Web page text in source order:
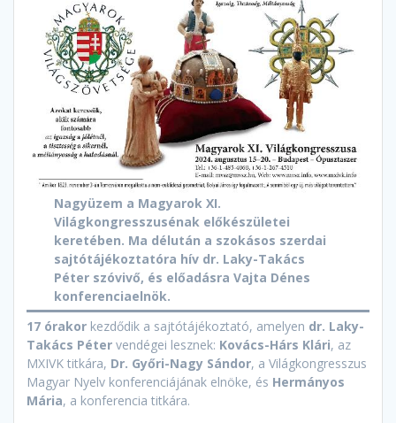
Nagyüzem a Magyarok XI.
Világkongresszusénak előkészületei
keretében. Ma délután a szokásos szerdai
sajtótájékoztatóra hív dr. Laky-Takács
Péter szóvivő, és előadásra Vajta Dénes
konferenciaelnök.
17 órakor kezdődik a sajtótájékoztató, amelyen dr. Laky-
Takács Péter vendégei lesznek: Kovács-Hárs Klári, az
MXIVK titkára, Dr. Győri-Nagy Sándor, a Világkongresszus
Magyar Nyelv konferenciájának elnöke, és Hermányos
Mária, a konferencia titkára.